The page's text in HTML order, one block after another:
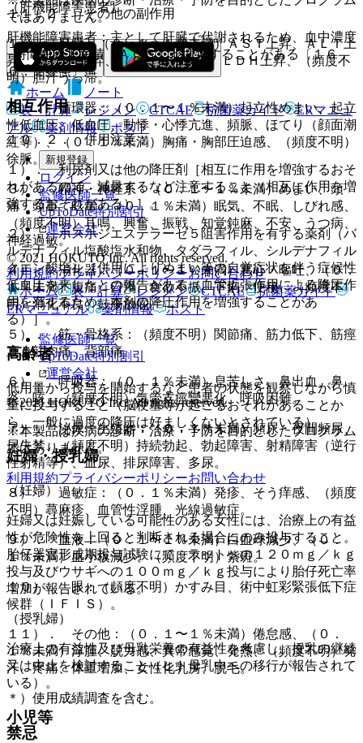
（肝機能障害患者）
肝機能障害患者：主として肝臓で代謝されるため、血中濃度
−時間曲線下面積（ＡＵＣ）が増大することがある〔１６．
６．２参照〕。
相互作用
１０．２． 併用注意：
１）． 利尿剤又は他の降圧剤［相互に作用を増強するおそ
れがあるので、減量するなど注意すること（相互に作用を増
強するおそれがある）］。
２）． ホスホジエステラーゼ５阻害作用を有する薬剤（バ
ルデナフィル塩酸塩水和物、タダラフィル、シルデナフィル
クエン酸塩）［併用によりめまい等の自覚症状を伴う症候性
低血圧を来したとの報告がある（血管拡張作用による降圧作
用を有するため、本剤の降圧作用を増強することがあ
る）］。
高齢者
低用量から投与を開始するなど患者の状態を観察しながら慎
重に投与すること（脳梗塞等が起こるおそれがあることか
ら、一般に過度の降圧は好ましくないとされている）。
妊婦・授乳婦
（妊婦）
妊婦又は妊娠している可能性のある女性には、治療上の有益
性が危険性を上回ると判断される場合にのみ投与すること。
胎仔器官形成期投与試験にて、ラットへの１２０ｍｇ／ｋｇ
投与及びウサギへの１００ｍｇ／ｋｇ投与により胎仔死亡率
増加が報告されている。
（授乳婦）
治療上の有益性及び母乳栄養の有益性を考慮し、授乳の継続
又は中止を検討すること（ヒト母乳中への移行が報告されて
いる）。
小児等
１１．２． その他の副作用
１）． 肝臓：（０．１〜１％未満）ＡＳＴ上昇、ＡＬＴ上
昇、Ａｌ−Ｐ上昇、（０．１％未満）ＬＤＨ上昇、（頻度不
明）胆汁うっ滞。
２）． 循環器：（０．１〜１％未満）起立性めまい、起立
性低血圧、低血圧、動悸・心悸亢進、頻脈、ほてり（顔面潮
紅等）、（０．１％未満）胸痛・胸部圧迫感、（頻度不明）
徐脈。
３）． 精神・神経系：（０．１〜１％未満）めまい、頭
痛・頭重、眩暈、（０．１％未満）眠気、不眠、しびれ感、
（頻度不明）耳鳴、興奮、振戦、知覚鈍麻、不安、うつ病、
神経過敏。
４）． 消化器：（０．１〜１％未満）悪心・嘔吐、（０．
１％未満）腹痛、口渇、食欲不振、下痢、便秘、（頻度不
明）消化不良、鼓腸放屁。
５）． 筋・骨格系：（頻度不明）関節痛、筋力低下、筋痙
直、筋肉痛、背部痛。
６）． 呼吸器：（０．１％未満）息苦しさ、鼻出血、鼻
炎、咳、（頻度不明）気管支痙攣悪化、呼吸困難。
７）． 泌尿・生殖器：（０．１％未満）頻尿・夜間頻尿、
尿失禁、（頻度不明）持続勃起、勃起障害、射精障害（逆行
性射精等）、血尿、排尿障害、多尿。
８）． 過敏症：（０．１％未満）発疹、そう痒感、（頻度
不明）蕁麻疹、血管性浮腫、光線過敏症。
９）． 血液：（０．１〜１％未満）白血球減少、（０．
１％未満）血小板減少、（頻度不明）紫斑。
１０）． 眼：（頻度不明）かすみ目、術中虹彩緊張低下症
候群（ＩＦＩＳ）。
１１）． その他：（０．１〜１％未満）倦怠感、（０．
１％未満）浮腫、脱力感、異常感覚、発熱、（頻度不明）発
汗、疼痛、体重増加、女性化乳房、脱毛。
＊）使用成績調査を含む。
禁忌
ではありません。
ホーム
ノート
表・計算
レジメン CTCAE 抗菌薬ガイド
ERマニュ
アル
薬剤情報 ポスト
新規登録
ログイン
監修医師一覧
UpToDate特別割引
運営会社
© 2021 HOKUTO Inc. All rights reserved.
利用規約プライバシーポリシーお問い合わせ
ホーム
表・計算 レジメン CTCAE
抗菌薬ガイド
ERマニュアル
薬剤情報 ポスト
監修医師一覧
UpToDate特別割引
運営会社
© 2021 HOKUTO Inc. All rights reserved.
※本製品は疾病の診断・治療・予防を目的としたプログラム
ではありません。
利用規約プライバシーポリシーお問い合わせ